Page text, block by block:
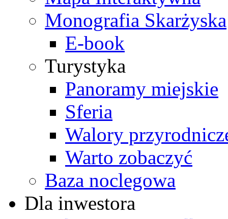
Monografia Skarżyska
E-book
Turystyka
Panoramy miejskie
Sferia
Walory
Warto zobaczyć
Baza noclegowa
Dla inwestora